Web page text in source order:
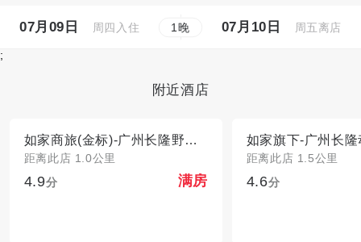
07月09日 周四入住 1晚 07月10日 周五离店
;
附近酒店
如家商旅(金标)-广州长隆野生动物世界万博中心店
距离此店 1.0公里
4.9分 满房
距离此店 1.5公里
4.6分